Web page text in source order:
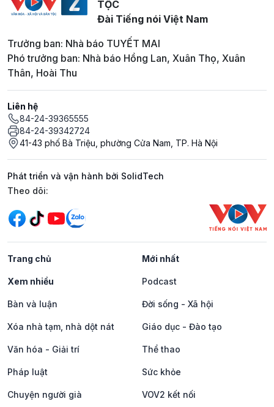
TỘC
Đài Tiếng nói Việt Nam
Trưởng ban: Nhà báo TUYẾT MAI
Phó trưởng ban: Nhà báo Hồng Lan, Xuân Thọ, Xuân
Thân, Hoài Thu
Liên hệ
84-24-39365555
84-24-39342724
41-43 phố Bà Triệu, phường Cửa Nam, TP. Hà Nội
Phát triển và vận hành bởi SolidTech
Mạng xã hội
Theo dõi:
Trang chủ Mới nhất
Xem nhiều Podcast
Bàn và luận Đời sống - Xã hội
Xóa nhà tạm, nhà dột nát Giáo dục - Đào tạo
Văn hóa - Giải trí Thể thao
Pháp luật Sức khỏe
Chuyện người già VOV2 kết nối